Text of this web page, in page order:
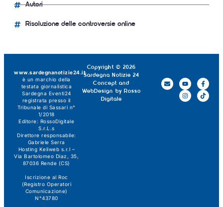
Autori
Risoluzione delle controversie online
Copyright © 2026
Sardegna Notizie 24
Concept and
WebDesign by Rosso
Digitale
www.sardegnanotizie24.it
è un marchio della
testata giornalistica
Sardegna Eventi24
registrata presso il
Tribunale di Sassari n°
1/2018
Editore: RossoDigitale
S.r.L.s
Direttore responsabile:
Gabriele Serra
Hosting Keliweb s.r.l –
Via Bartolomeo Diaz, 35,
87036 Rende (CS)
Iscrizione al Roc
(Registro Operatori
Comunicazione)
N°43780